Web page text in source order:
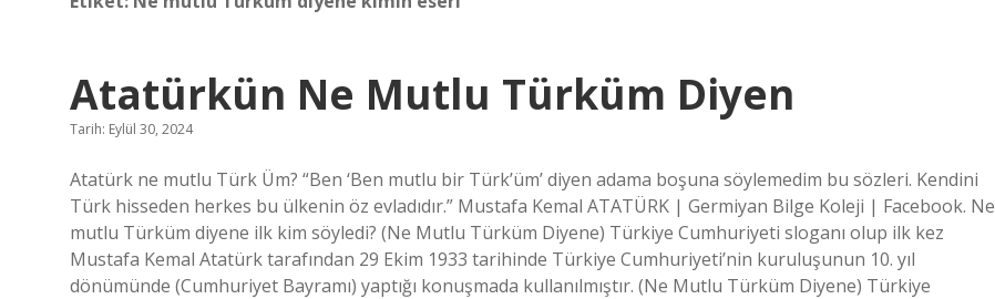
Atatürkün Ne Mutlu Türküm Diyen
Tarih: Eylül 30, 2024
Atatürk ne mutlu Türk Üm? “Ben ‘Ben mutlu bir Türk’üm’ diyen adama boşuna söylemedim bu sözleri. Kendini
Türk hisseden herkes bu ülkenin öz evladıdır.” Mustafa Kemal ATATÜRK | Germiyan Bilge Koleji | Facebook. Ne
mutlu Türküm diyene ilk kim söyledi? (Ne Mutlu Türküm Diyene) Türkiye Cumhuriyeti sloganı olup ilk kez
Mustafa Kemal Atatürk tarafından 29 Ekim 1933 tarihinde Türkiye Cumhuriyeti’nin kuruluşunun 10. yıl
dönümünde (Cumhuriyet Bayramı) yaptığı konuşmada kullanılmıştır. (Ne Mutlu Türküm Diyene) Türkiye